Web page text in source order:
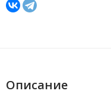
Описание